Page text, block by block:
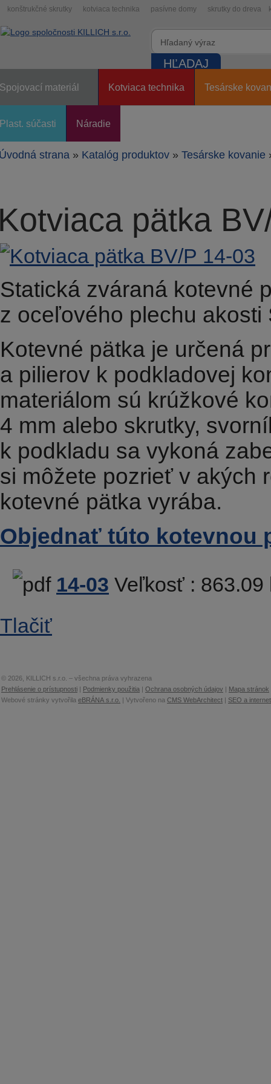
Spojovací materiál Kotviaca technika Tesárske
Plast. súčasti Náradie
konštrukčné skrutky kotviaca technika pasívne domy skrutky do dreva
strana » Katalóg produktov » Tesárske kovanie
pätka
Statická zváraná kotevné
z oceľového plechu
Kotevné pätka je určená
a pilierov k podkladovej
materiálom sú krúžkové
4 mm alebo skrutky,
k podkladu sa vykoná
si môžete pozrieť v akých
kotevné pätka vyrába.
Objednať túto kotevnou
14-03 Veľkosť : 863.09
Tlačiť
© 2026, KILLICH s.r.o. – všechna práva vyhrazena
Prehlásenie o prístupnosti | Podmienky použitia | Ochrana osobných údajov | Mapa stránok
Webové stránky vytvořila eBRÁNA s.r.o. | Vytvořeno na CMS WebArchitect | SEO a